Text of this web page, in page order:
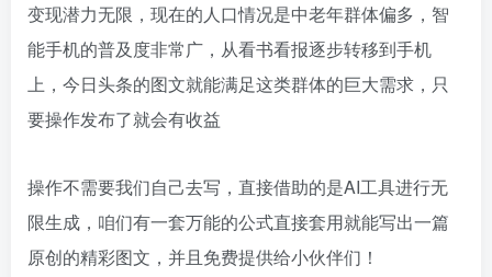
变现潜力无限，现在的人口情况是中老年群体偏多，智
能手机的普及度非常广，从看书看报逐步转移到手机
上，今日头条的图文就能满足这类群体的巨大需求，只
要操作发布了就会有收益
操作不需要我们自己去写，直接借助的是AI工具进行无
限生成，咱们有一套万能的公式直接套用就能写出一篇
原创的精彩图文，并且免费提供给小伙伴们！